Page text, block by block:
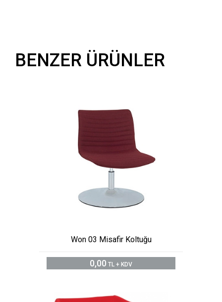
BENZER ÜRÜNLER
Won 03 Misafir Koltuğu
0,00 TL + KDV